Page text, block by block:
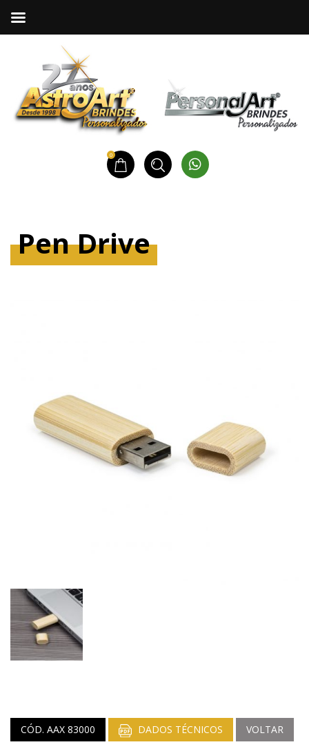
0
Pen Drive
CÓD. AAX 83000 DADOS TÉCNICOS VOLTAR